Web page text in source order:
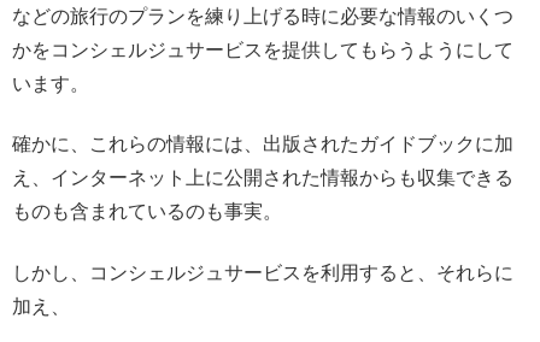
などの旅行のプランを練り上げる時に必要な情報のいくつ
かをコンシェルジュサービスを提供してもらうようにして
います。
確かに、これらの情報には、出版されたガイドブックに加
え、インターネット上に公開された情報からも収集できる
ものも含まれているのも事実。
しかし、コンシェルジュサービスを利用すると、それらに
加え、